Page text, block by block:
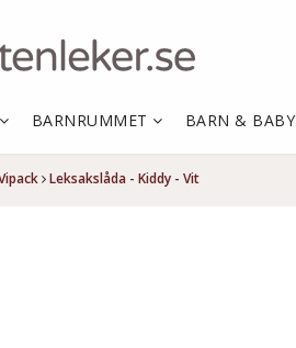
Leksakslåda - Kiddy - Vit
BARNRUMMET BARN & BABY